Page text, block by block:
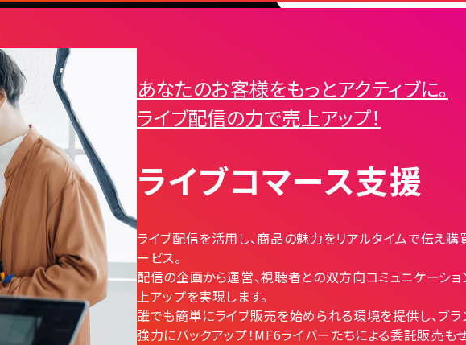
あなたのお客様をもっとアクティブに。
ライブ配信の力で売上アップ！
ライブコマース支援
ライブ配信を活用し、商品の魅力をリアルタイムで伝え
ービス。
配信の企画から運営、視聴者との双方向コミュニケーショ
上アップを実現します。
誰でも簡単にライブ販売を始められる環境を提供し、ブラ
強力にバックアップ！MF6ライバーたちによる委託販売も